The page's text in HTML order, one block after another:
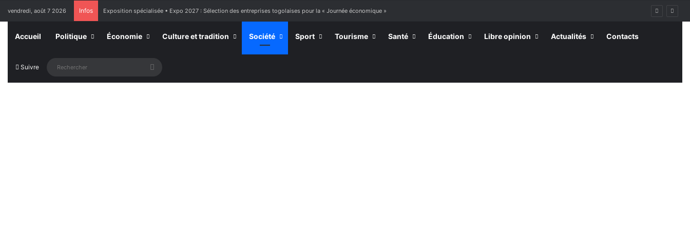
vendredi, août 7 2026 Infos Exposition spécialisée • Expo 2027 : Sélection des entreprises togolaises pour la « Journée économique »
Accueil Politique Économie Culture et tradition Société Sport Tourisme Santé Éducation Libre opinion Actualités Contacts
Suivre Rechercher